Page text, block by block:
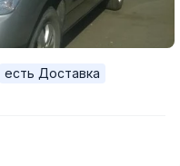
есть Доставка